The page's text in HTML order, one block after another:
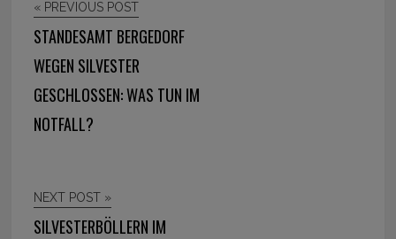
« PREVIOUS POST
STANDESAMT BERGEDORF
WEGEN SILVESTER
GESCHLOSSEN: WAS TUN IM
NOTFALL?
NEXT POST »
SILVESTERBÖLLERN IM